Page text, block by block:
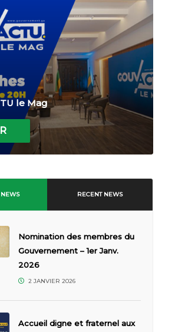
le Mag
RECENT NEWS
Nomination des membres du
Gouvernement – 1er Janv.
2026
2 JANVIER 2026
Accueil digne et fraternel aux